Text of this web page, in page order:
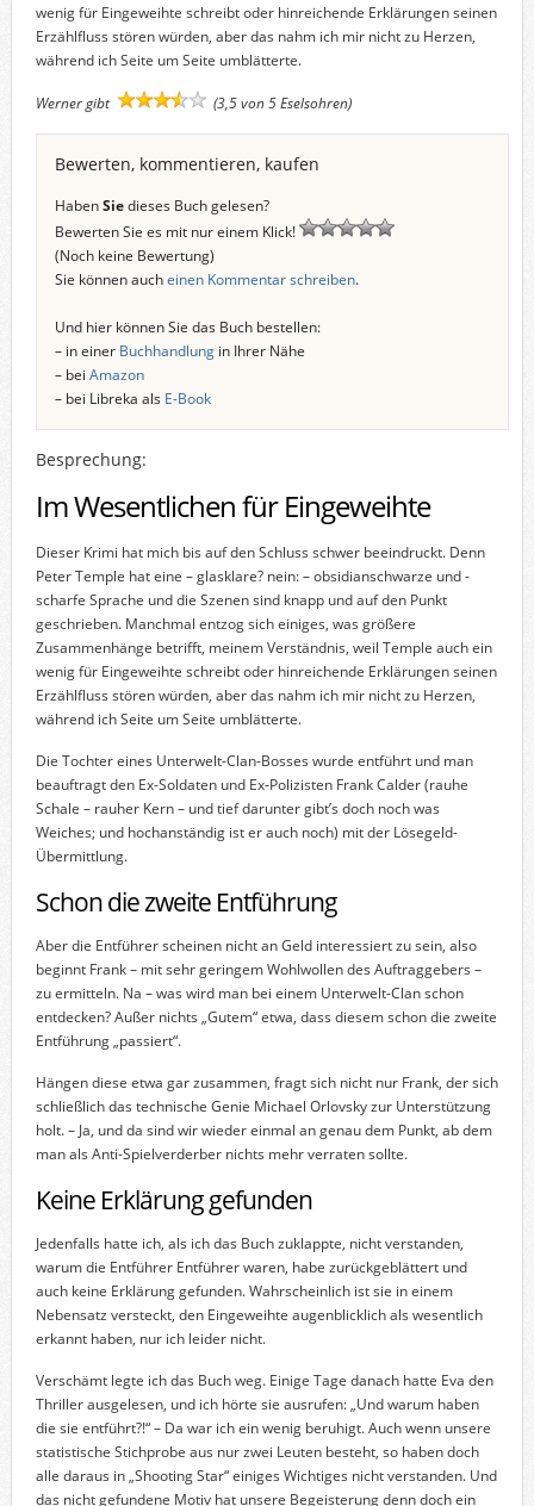
wenig für Eingeweihte schreibt oder hinreichende Erklärungen seinen
Erzählfluss stören würden, aber das nahm ich mir nicht zu Herzen,
während ich Seite um Seite umblätterte.
Werner gibt (3,5 von 5 Eselsohren)
Bewerten, kommentieren, kaufen
HabenSiedieses Buch gelesen?
Bewerten Sie es mit nur einem Klick!
(Noch keine Bewertung)
Sie können aucheinen Kommentar schreiben.
Und hier können Sie das Buch bestellen:
– in einer Buchhandlungin Ihrer Nähe
– bei Amazon
– bei Libreka als E-Book
Besprechung:
Im Wesentlichen für Eingeweihte
Dieser Krimi hat mich bis auf den Schluss schwer beeindruckt. Denn
Peter Temple hat eine – glasklare? nein: – obsidianschwarze und -
scharfe Sprache und die Szenen sind knapp und auf den Punkt
geschrieben. Manchmal entzog sich einiges, was größere
Zusammenhänge betrifft, meinem Verständnis, weil Temple auch ein
wenig für Eingeweihte schreibt oder hinreichende Erklärungen seinen
Erzählfluss stören würden, aber das nahm ich mir nicht zu Herzen,
während ich Seite um Seite umblätterte.
Die Tochter eines Unterwelt-Clan-Bosses wurde entführt und man
beauftragt den Ex-Soldaten und Ex-Polizisten Frank Calder (rauhe
Schale – rauher Kern – und tief darunter gibt’s doch noch was
Weiches; und hochanständig ist er auch noch) mit der Lösegeld-
Übermittlung.
Schon die zweite Entführung
Aber die Entführer scheinen nicht an Geld interessiert zu sein, also
beginnt Frank – mit sehr geringem Wohlwollen des Auftraggebers –
zu ermitteln. Na – was wird man bei einem Unterwelt-Clan schon
entdecken? Außer nichts „Gutem“ etwa, dass diesem schon die zweite
Entführung „passiert“.
Hängen diese etwa gar zusammen, fragt sich nicht nur Frank, der sich
schließlich das technische Genie Michael Orlovsky zur Unterstützung
holt. – Ja, und da sind wir wieder einmal an genau dem Punkt, ab dem
man als Anti-Spielverderber nichts mehr verraten sollte.
Keine Erklärung gefunden
Jedenfalls hatte ich, als ich das Buch zuklappte, nicht verstanden,
warum die Entführer Entführer waren, habe zurückgeblättert und
auch keine Erklärung gefunden. Wahrscheinlich ist sie in einem
Nebensatz versteckt, den Eingeweihte augenblicklich als wesentlich
erkannt haben, nur ich leider nicht.
Verschämt legte ich das Buch weg. Einige Tage danach hatte Eva den
Thriller ausgelesen, und ich hörte sie ausrufen: „Und warum haben
die sie entführt?!“ – Da war ich ein wenig beruhigt. Auch wenn unsere
statistische Stichprobe aus nur zwei Leuten besteht, so haben doch
alle daraus in „Shooting Star“ einiges Wichtiges nicht verstanden. Und
das nicht gefundene Motiv hat unsere Begeisterung denn doch ein